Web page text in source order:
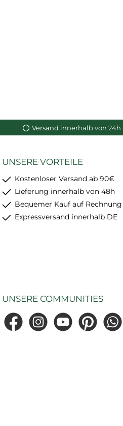
Versand innerhalb von 24h
UNSERE VORTEILE
Kostenloser Versand ab 90€
Lieferung innerhalb von 48h
Bequemer Kauf auf Rechnung
Expressversand innerhalb DE
UNSERE COMMUNITIES
FacebookInstagramYouTubePinterest